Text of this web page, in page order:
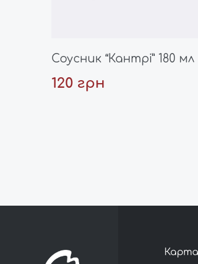
Соусник “Кантрі” 180 мл
120 грн